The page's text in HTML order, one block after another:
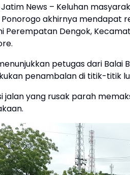
Jatim News – Keluhan
akhirnya mendapat
Perempatan Dengok,
petugas dari Balai
penambalan di titik-titik
jalan yang rusak parah